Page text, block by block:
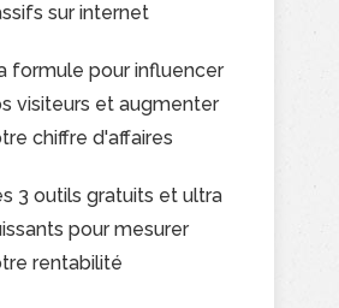
sur internet
formule pour influencer
visiteurs et augmenter
chiffre d'affaires
3 outils gratuits et ultra
pour mesurer
rentabilité